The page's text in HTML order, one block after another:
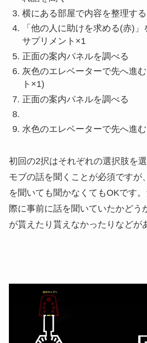
横にある部屋で内容を整理する
「他の人に助けを求める(赤)
サプリメント×1
正面の案内パネルを調べる
灰色のエレベーターで先へ進
ト×1)
正面の案内パネルを調べる
水色のエレベーターで先へ進
初回の2択はそれぞれの選択肢を
モブの話を聞くことが必須ですが
を聞いても聞かなくてもOKです
際に事前に話を聞いていたかどう
が貰えたり貰えなかったりなどが